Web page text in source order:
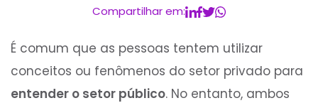
Compartilhar em:
É comum que as pessoas tentem utilizar
conceitos ou fenômenos do setor privado para
entender o setor público. No entanto, ambos